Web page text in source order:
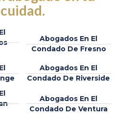
cuidad.
Abogados En El
Condado De Fresno
Abogados En El
Condado De Riverside
Abogados En El
Condado De Ventura